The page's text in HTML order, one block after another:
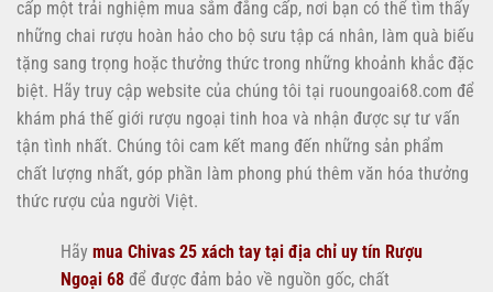
cấp một trải nghiệm mua sắm đẳng cấp, nơi bạn có thể tìm thấy
những chai rượu hoàn hảo cho bộ sưu tập cá nhân, làm quà biếu
tặng sang trọng hoặc thưởng thức trong những khoảnh khắc đặc
biệt. Hãy truy cập website của chúng tôi tại ruoungoai68.com để
khám phá thế giới rượu ngoại tinh hoa và nhận được sự tư vấn
tận tình nhất. Chúng tôi cam kết mang đến những sản phẩm
chất lượng nhất, góp phần làm phong phú thêm văn hóa thưởng
thức rượu của người Việt.
Hãy mua Chivas 25 xách tay tại địa chỉ uy tín Rượu
Ngoại 68 để được đảm bảo về nguồn gốc, chất